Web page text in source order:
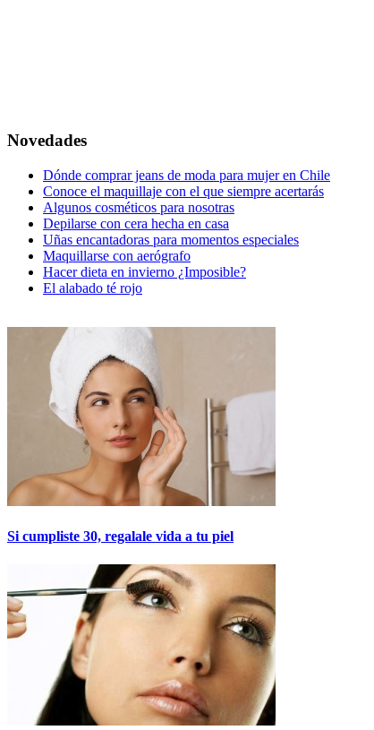
Novedades
Dónde comprar jeans de moda para mujer en Chile
Conoce el maquillaje con el que siempre acertarás
Algunos cosméticos para nosotras
Depilarse con cera hecha en casa
Uñas encantadoras para momentos especiales
Maquillarse con aerógrafo
Hacer dieta en invierno ¿Imposible?
El alabado té rojo
Si cumpliste 30, regalale vida a tu piel